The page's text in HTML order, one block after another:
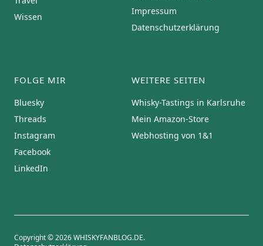
Wissen
Impressum
Datenschutzerklärung
FOLGE MIR
Bluesky
Threads
Instagram
Facebook
LinkedIn
WEITERE SEITEN
Whisky-Tastings in Karlsruhe
Mein Amazon-Store
Webhosting von 1&1
Copyright © 2026 WHISKYFANBLOG.DE